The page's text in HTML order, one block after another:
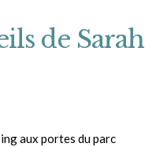
de Sarah
aux portes du parc